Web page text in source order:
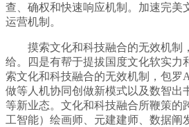
查、确权和快速响应机制。加速完美
运营机制。
摸索文化和科技融合的无效机制
给。四是有帮于提拔国度文化软实力
索文化和科技融合的无效机制，包
做等人机协同创做新模式以及数智出
等新业态。文化和科技融合所鞭策的
工智能）绘画师、元建建师、数据阐